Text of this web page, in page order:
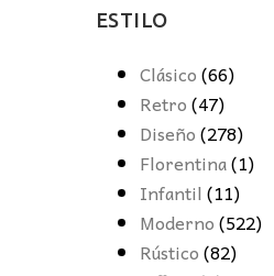
ESTILO
Clásico(66)
Retro(47)
Diseño(278)
Florentina(1)
Infantil(11)
Moderno(522)
Rústico(82)